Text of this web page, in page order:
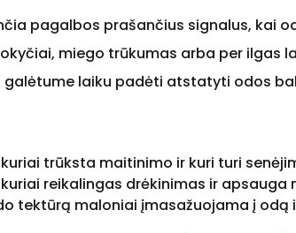
pagalbos prašančius signalus, kai
miego trūkumas arba per ilgas
galėtume laiku padėti atstatyti odos
trūksta maitinimo ir kuri turi
reikalingas drėkinimas ir apsauga
tektūrą maloniai įmasažuojama į